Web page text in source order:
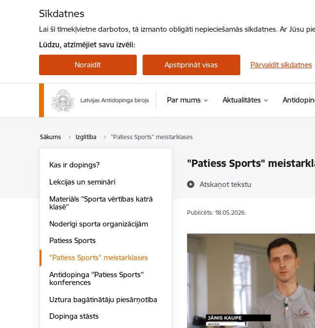
Sīkdatnes
Lai šī tīmekļvietne darbotos, tā izmanto obligāti nepieciešamās sīkdatnes. Ar Jūsu
Lūdzu, atzīmējiet savu izvēli:
Noraidīt Apstiprināt visas Pārvaldīt sīkdatnes
Par mums Aktualitātes
Sākums Izglītība "Patiess Sports" meistarklases
"Patiess Sports"
Atskaņot tekstu
Kas ir dopings?
Lekcijas un semināri
Materiāls ''Sporta vērtības katrā
klasē''
Noderīgi sporta organizācijām
Patiess Sports
"Patiess Sports" meistarklases
Antidopinga ''Patiess Sports''
konferences
Uztura bagātinātāju piesārņotība
Dopinga stāsts
Publicēts: 18.05.2026.